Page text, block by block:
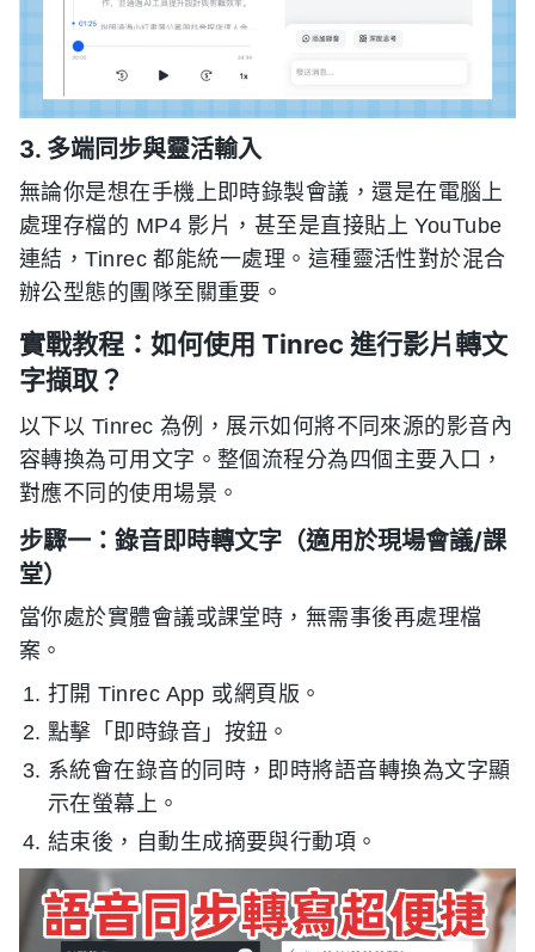
3. 多端同步與靈活輸入
無論你是想在手機上即時錄製會議，還是在電腦上
處理存檔的 MP4 影片，甚至是直接貼上 YouTube
連結，Tinrec 都能統一處理。這種靈活性對於混合
辦公型態的團隊至關重要。
實戰教程：如何使用 Tinrec 進行影片轉文
字擷取？
以下以 Tinrec 為例，展示如何將不同來源的影音內
容轉換為可用文字。整個流程分為四個主要入口，
對應不同的使用場景。
步驟一：錄音即時轉文字（適用於現場會議/課
堂）
當你處於實體會議或課堂時，無需事後再處理檔
案。
打開 Tinrec App 或網頁版。
點擊「即時錄音」按鈕。
系統會在錄音的同時，即時將語音轉換為文字顯
示在螢幕上。
結束後，自動生成摘要與行動項。